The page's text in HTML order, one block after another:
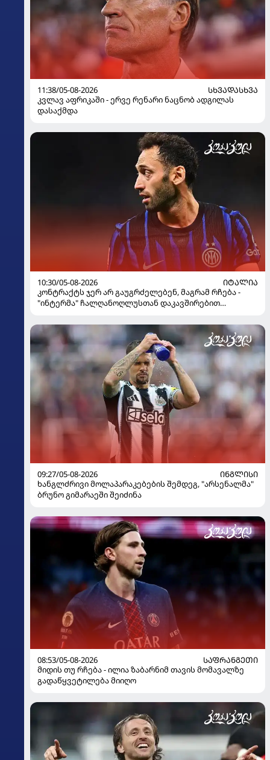
11:38/05-08-2026
ᲡᲮᲕᲐᲓᲐᲡᲮᲕᲐ
კვლავ აფრიკაში - ერვე რენარი ნაცნობ ადგილას
დასაქმდა
10:30/05-08-2026
ᲘᲢᲐᲚᲘᲐ
კონტრაქტს ჯერ არ გაუგრძელებენ, მაგრამ რჩება -
"ინტერმა" ჩალღანოღლუსთან დაკავშირებით
09:27/05-08-2026
ᲘᲜᲒᲚᲘᲡᲘ
ხანგლძრივი მოლაპარაკებების შემდეგ, "არსენალმა"
ბრუნო გიმარაეში შეიძინა
08:53/05-08-2026
ᲡᲐᲤᲠᲐᲜᲒᲔᲗᲘ
მიდის თუ რჩება - ილია ზაბარნიმ თავის მომავალზე
გადაწყვეტილება მიიღო